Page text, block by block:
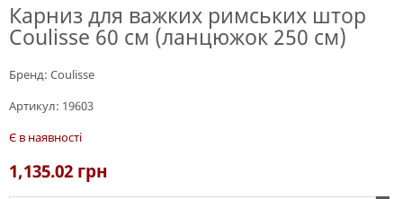
Карниз для важких римських штор
Coulisse 60 см (ланцюжок 250 см)
Бренд: Coulisse
Артикул: 19603
Є в наявності
1,135.02 грн